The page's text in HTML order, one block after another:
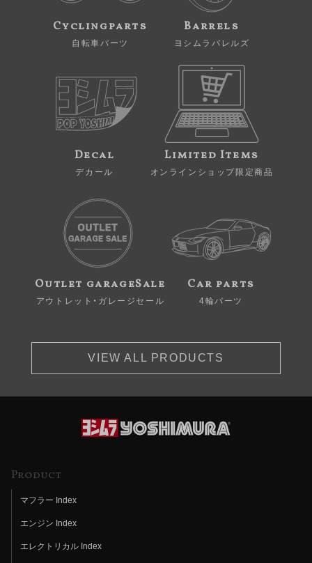
Cyclingparts
自転車パーツ
Barrels
ヨシムラバレルズ
Decal
デカール
Limited Items
オンラインショップ限定商品
Outlet garageSale
アウトレット・ガレージセール
Car parts
4輪パーツ
VIEW ALL PRODUCTS
Product
マフラー Index
エンジン Index
エレクトリカル Index